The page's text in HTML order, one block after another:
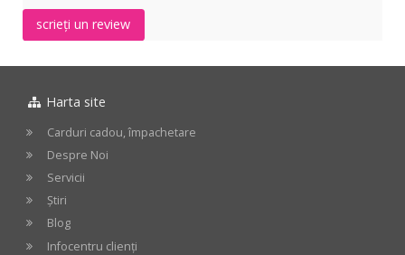
scrieți un review
Harta site
Carduri cadou, împachetare
Despre Noi
Servicii
Știri
Blog
Infocentru clienți